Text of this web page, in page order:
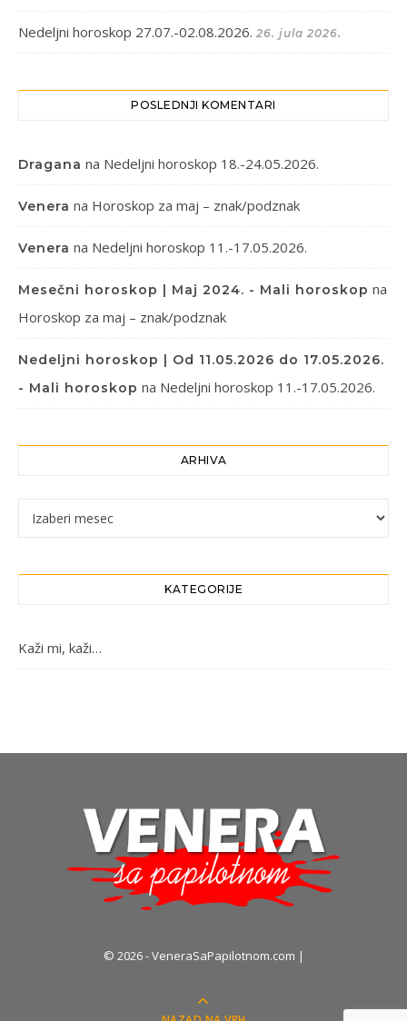
Nedeljni horoskop 27.07.-02.08.2026. 26. jula 2026.
POSLEDNJI KOMENTARI
Dragana na Nedeljni horoskop 18.-24.05.2026.
Venera na Horoskop za maj – znak/podznak
Venera na Nedeljni horoskop 11.-17.05.2026.
Mesečni horoskop | Maj 2024. - Mali horoskop na
Horoskop za maj – znak/podznak
Nedeljni horoskop | Od 11.05.2026 do 17.05.2026.
- Mali horoskop na Nedeljni horoskop 11.-17.05.2026.
ARHIVA
KATEGORIJE
Kaži mi, kaži…
© 2026 - VeneraSaPapilotnom.com |